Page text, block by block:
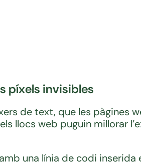
píxels invisibles
de text, que les pàgines
llocs web puguin millorar
una línia de codi